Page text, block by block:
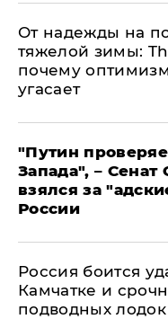
От надежды на
тяжелой зимы:
почему
угасает
"Путин
Запада", –
взялся за
России
Россия боится
Камчатке и
подводных лодок